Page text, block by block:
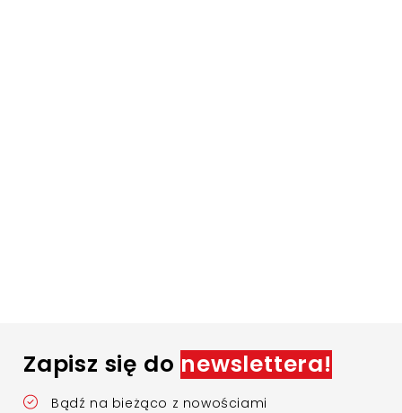
Zapisz się do newslettera!
Bądź na bieżąco z nowościami